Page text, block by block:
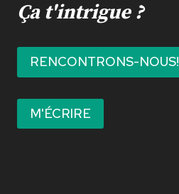
Ça t'intrigue ?
RENCONTRONS-NOUS!
M'ÉCRIRE